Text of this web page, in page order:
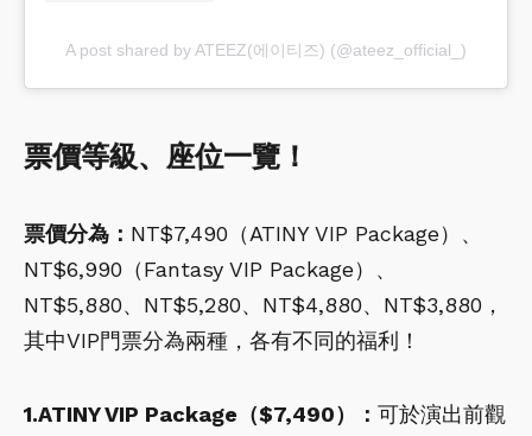
A post shared by ATEEZ(에이티즈) (@ateez_official_)
票價等級、座位一覽！
票價分為： NT$7,490（ATINY VIP Package）、
NT$6,990（Fantasy VIP Package）、
NT$5,880、NT$5,280、NT$4,880、NT$3,880，
其中VIP門票分為兩種，各有不同的福利！
1.ATINY VIP Package（$7,490）： 可於演出前觀